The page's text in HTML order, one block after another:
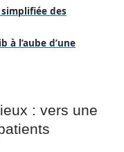
des
à l’aube d’une
: vers une